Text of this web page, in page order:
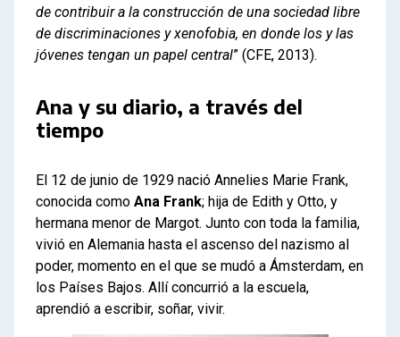
de contribuir a la construcción de una sociedad libre
de discriminaciones y xenofobia, en donde los y las
jóvenes tengan un papel central” (CFE, 2013).
Ana y su diario, a través del
tiempo
El 12 de junio de 1929 nació Annelies Marie Frank,
conocida como Ana Frank; hija de Edith y Otto, y
hermana menor de Margot. Junto con toda la familia,
vivió en Alemania hasta el ascenso del nazismo al
poder, momento en el que se mudó a Ámsterdam, en
los Países Bajos. Allí concurrió a la escuela,
aprendió a escribir, soñar, vivir.